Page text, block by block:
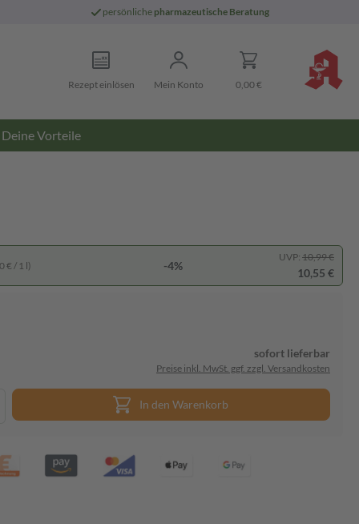
persönliche pharmazeutische Beratung
Rezept einlösen Mein Konto 0,00 €
Deine Vorteile
€ / 1 l) -4%
UVP: 10,99 €
10,55 €
sofort lieferbar
Preise inkl. MwSt. ggf. zzgl. Versandkosten
In den Warenkorb